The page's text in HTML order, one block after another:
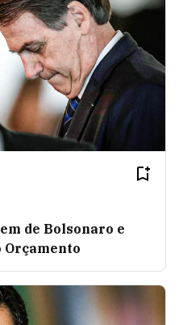
de Bolsonaro e
Orçamento